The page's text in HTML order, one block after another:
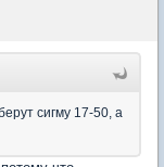
сигму 17-50, а